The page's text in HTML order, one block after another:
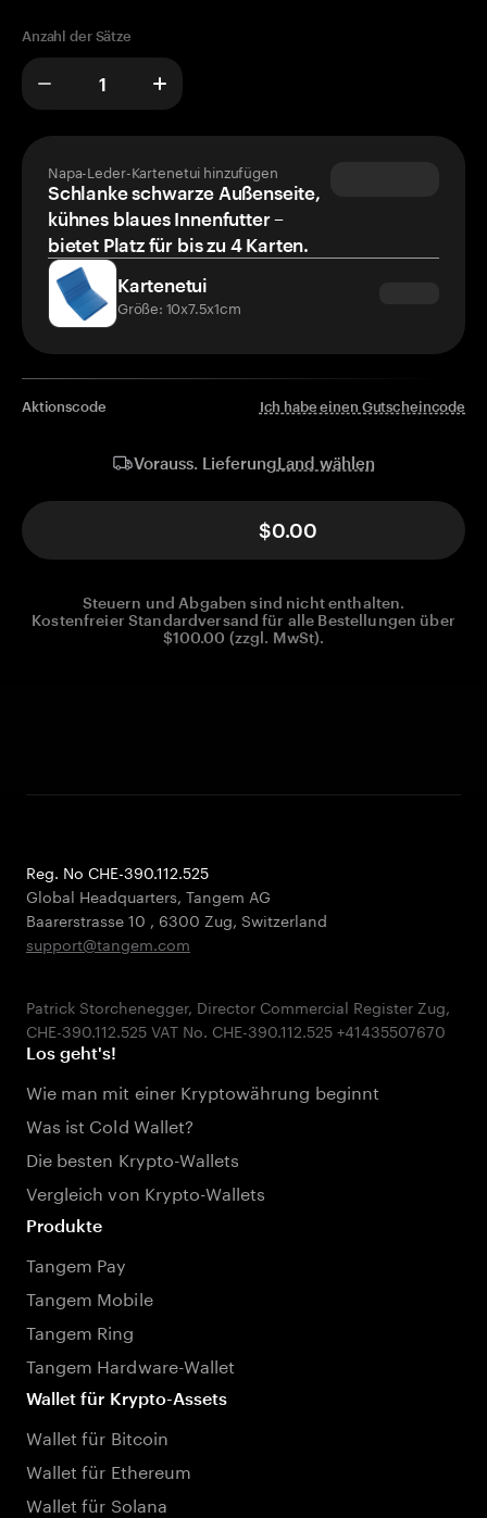
Anzahl der Sätze
Napa-Leder-Kartenetui hinzufügen
Schlanke schwarze Außenseite,
kühnes blaues Innenfutter –
bietet Platz für bis zu 4 Karten.
Kartenetui
Größe: 10x7.5x1cm
Aktionscode Ich habe einen Gutscheincode
Vorauss. LieferungLand wählen
$0.00
Steuern und Abgaben sind nicht enthalten.
Kostenfreier Standardversand für alle Bestellungen über
$100.00 (zzgl. MwSt).
Reg. No CHE-390.112.525
Global Headquarters, Tangem AG
Baarerstrasse 10 , 6300 Zug, Switzerland
support@tangem.com
Patrick Storchenegger, Director Commercial Register Zug,
Los geht's!
Wie man mit einer Kryptowährung beginnt
Was ist Cold Wallet?
Die besten Krypto-Wallets
Vergleich von Krypto-Wallets
Produkte
Tangem Pay
Tangem Mobile
Tangem Ring
Tangem Hardware-Wallet
Wallet für Krypto-Assets
Wallet für Bitcoin
Wallet für Ethereum
Wallet für Solana